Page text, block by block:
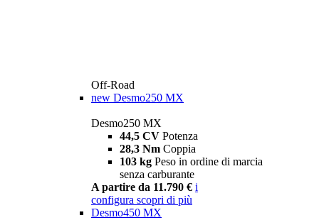
Off-Road
new Desmo250 MX
Desmo250 MX
44,5 CV Potenza
28,3 Nm Coppia
103 kg Peso in ordine di marcia
senza carburante
A partire da 11.790 € i
configura scopri di più
Desmo450 MX